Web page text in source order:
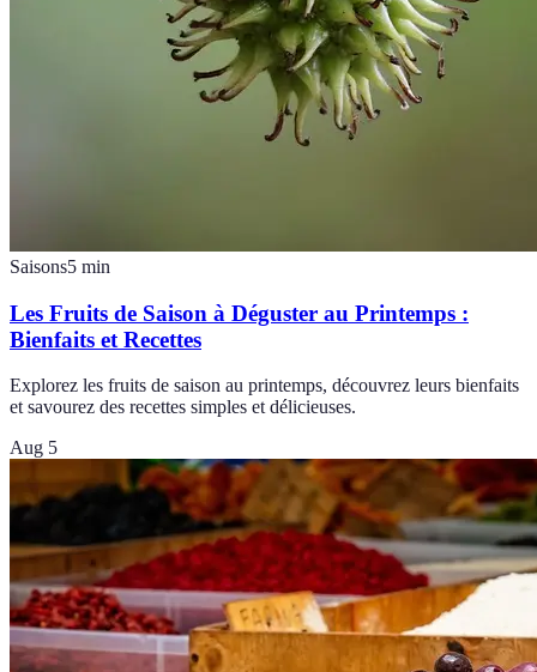
Saisons5 min
Les Fruits de Saison à Déguster au Printemps :
Bienfaits et Recettes
Explorez les fruits de saison au printemps, découvrez leurs bienfaits
et savourez des recettes simples et délicieuses.
Aug 5